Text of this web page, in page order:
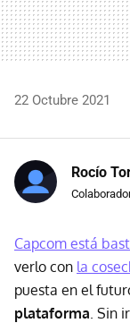
22 Octubre 2021
Rocío
Capcom está
verlo con la
puesta en el
plataforma . Sin